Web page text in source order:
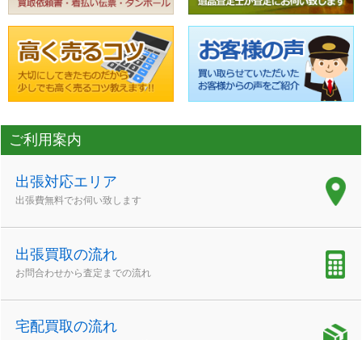
ご利用案内
出張対応エリア
出張費無料でお伺い致します
出張買取の流れ
お問合わせから査定までの流れ
宅配買取の流れ